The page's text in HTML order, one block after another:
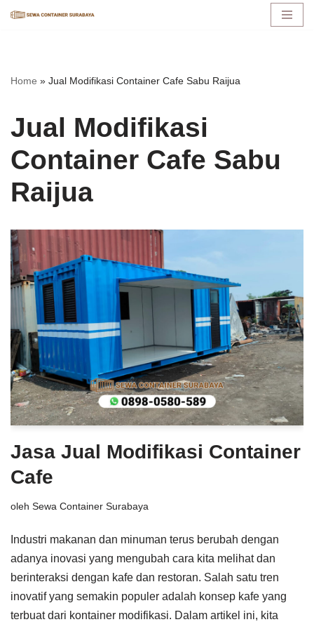
konten
Home » Jual Modifikasi Container Cafe Sabu Raijua
Jual Modifikasi
Container Cafe Sabu
Raijua
Jasa Jual Modifikasi Container
Cafe
oleh Sewa Container Surabaya
Industri makanan dan minuman terus berubah dengan
adanya inovasi yang mengubah cara kita melihat dan
berinteraksi dengan kafe dan restoran. Salah satu tren
inovatif yang semakin populer adalah konsep kafe yang
terbuat dari kontainer modifikasi. Dalam artikel ini, kita